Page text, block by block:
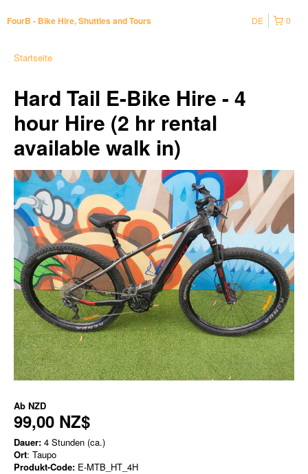
FourB - Bike Hire, Shuttles and Tours 0
DE
Startseite
Hard Tail E-Bike Hire - 4
hour Hire (2 hr rental
available walk in)
Ab NZD
99,00 NZ$
Dauer: 4 Stunden (ca.)
Ort: Taupo
Produkt-Code: E-MTB_HT_4H